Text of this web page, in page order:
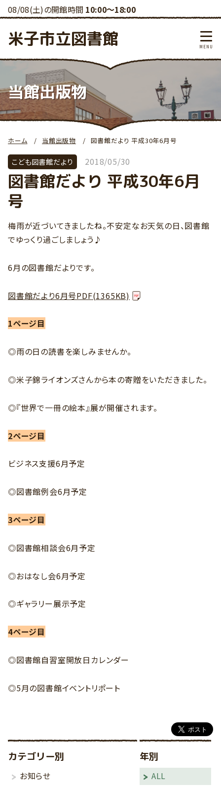
08/08(土)の開館時間 10:00～18:00
米子市立図書館
当館出版物
ホーム 当館出版物 図書館だより 平成30年6月号
こども図書館だより 2018/05/30
図書館だより 平成30年6月
号
梅雨が近づいてきましたね。不安定なお天気の日、図書館
でゆっくり過ごしましょう♪
6月の図書館だよりです。
図書館だより6月号PDF(1365KB)
1ページ目
◎雨の日の読書を楽しみませんか。
◎米子錦ライオンズさんから本の寄贈をいただきました。
◎『世界で一冊の絵本』展が開催されます。
2ページ目
ビジネス支援6月予定
◎図書館例会6月予定
3ページ目
◎図書館相談会6月予定
◎おはなし会6月予定
◎ギャラリー展示予定
4ページ目
◎図書館自習室開放日カレンダー
◎5月の図書館イベントリポート
カテゴリー別
お知らせ
年別
ALL